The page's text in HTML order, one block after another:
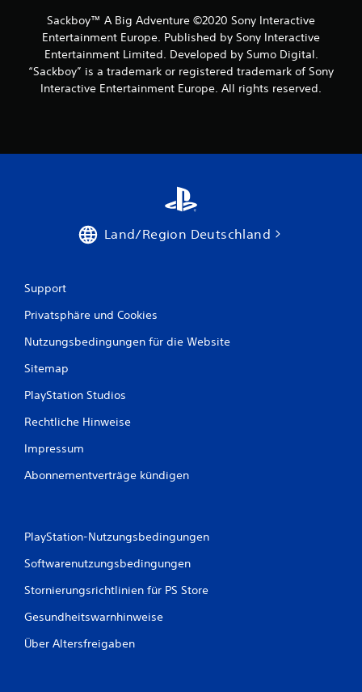
Sackboy™ A Big Adventure ©2020 Sony Interactive
Entertainment Europe. Published by Sony Interactive
Entertainment Limited. Developed by Sumo Digital.
“Sackboy” is a trademark or registered trademark of Sony
Interactive Entertainment Europe. All rights reserved.
Land/Region Deutschland
Support
Privatsphäre und Cookies
Nutzungsbedingungen für die Website
Sitemap
PlayStation Studios
Rechtliche Hinweise
Impressum
Abonnementverträge kündigen
PlayStation-Nutzungsbedingungen
Softwarenutzungsbedingungen
Stornierungsrichtlinien für PS Store
Gesundheitswarnhinweise
Über Altersfreigaben